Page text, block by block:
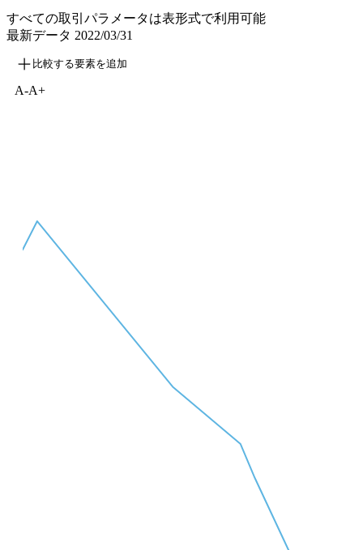
すべての取引パラメータは表形式で利用可能
最新データ 2022/03/31
比較する要素を追加